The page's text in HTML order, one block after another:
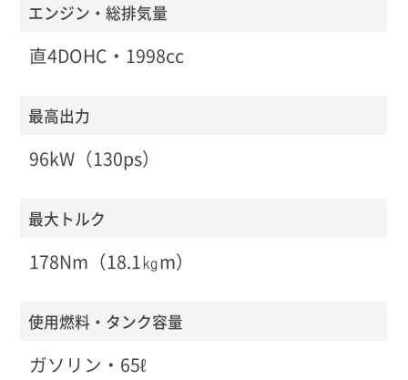
エンジン・総排気量
直4DOHC・1998cc
最高出力
96kW（130ps）
最大トルク
178Nm（18.1㎏m）
使用燃料・タンク容量
ガソリン・65ℓ